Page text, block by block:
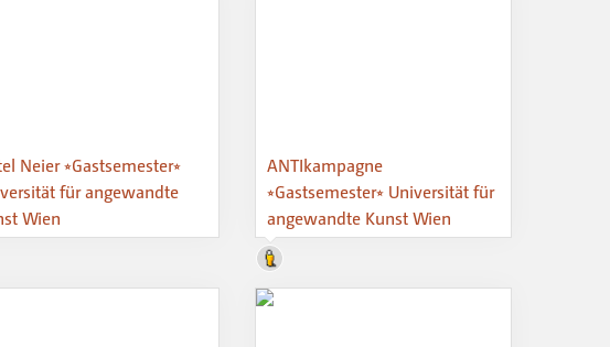
Neier ⭒Gastsemester⭒
für angewandte
Wien
ANTIkampagne
⭒Gastsemester⭒ Universität für
angewandte Kunst Wien